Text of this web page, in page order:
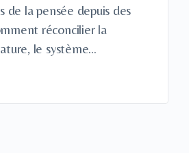
de la pensée depuis des
réconcilier la
le système…